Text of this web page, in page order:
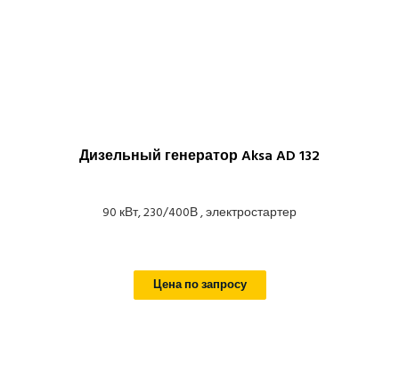
Дизельный генератор Aksa AD 132
90 кВт, 230/400В , электростартер
Цена по запросу